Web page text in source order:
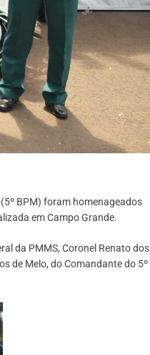
BPM) foram homenageados
em Campo Grande.
da PMMS, Coronel Renato dos
de Melo, do Comandante do 5º